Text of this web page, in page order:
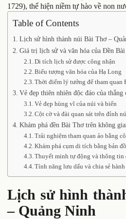
1729), thể hiện niềm tự hào về non
Table of Contents
Lịch sử hình thành núi Bài Thơ –
Giá trị lịch sử và văn hóa của Đền
Di tích lịch sử được công nhận
Biểu tượng văn hóa của Hạ Long
Thời điểm lý tưởng để tham quan
Vẻ đẹp thiên nhiên độc đáo của thắng
Vẻ đẹp hùng vĩ của núi và biển
Cột cờ và đài quan sát trên đỉnh
Khám phá đền Bài Thơ trên không
Trải nghiệm tham quan ảo bằng
Khám phá cụm di tích bằng bản
Thuyết minh tự động và thông tin
Tính năng lưu dấu và chia sẻ
Lịch sử hình
– Quảng Ninh